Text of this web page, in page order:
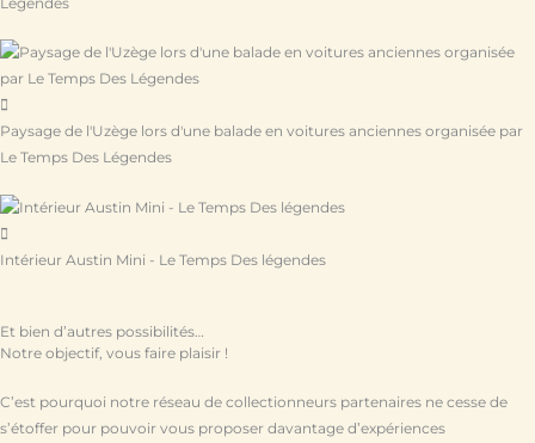
Paysage de l'Uzège lors d'une balade en voitures anciennes organisée par
Le Temps Des Légendes
Intérieur Austin Mini - Le Temps Des légendes
Et bien d’autres possibilités…
Notre objectif, vous faire plaisir !
C’est pourquoi notre réseau de collectionneurs partenaires ne cesse de
s’étoffer pour pouvoir vous proposer davantage d’expériences